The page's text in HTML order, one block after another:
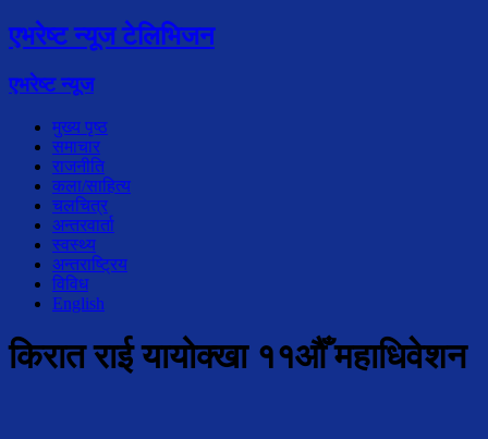
एभरेष्ट न्यूज टेलिभिजन
एभरेष्ट न्यूज
मुख्य पृष्ठ
समाचार
राजनीति
कला/साहित्य
चलचित्र
अन्तरवार्ता
स्वस्थ्य
अन्तराष्ट्रिय
विविध
English
किरात राई यायोक्खा ११औँ महाधिवेशन